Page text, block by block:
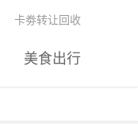
美食出行
卡劵转让回收